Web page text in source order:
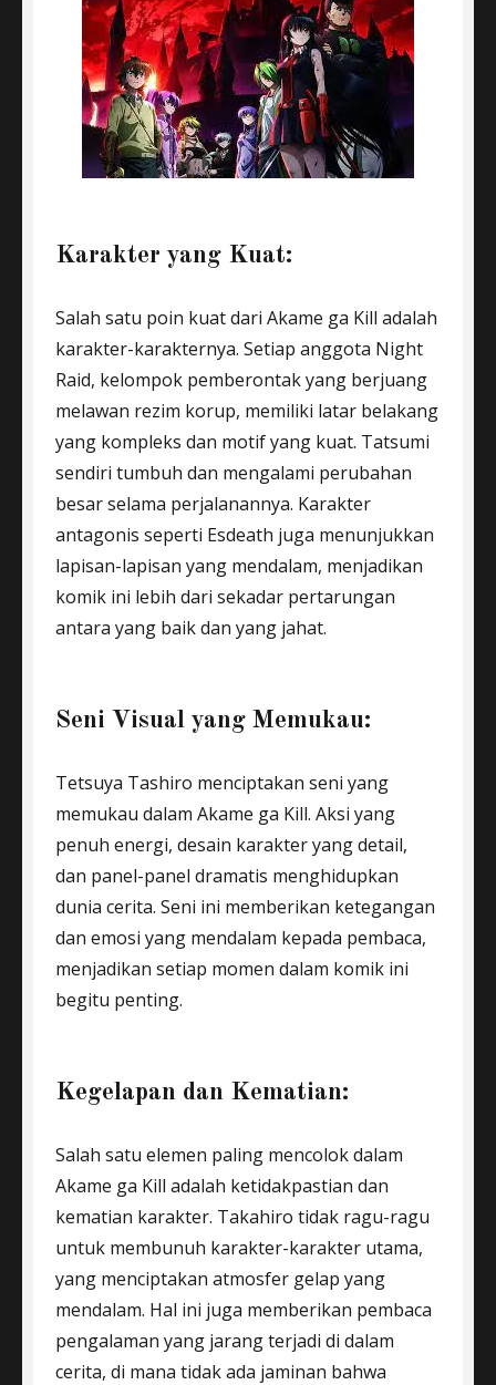
Karakter yang Kuat:
Salah satu poin kuat dari Akame ga Kill adalah
karakter-karakternya. Setiap anggota Night
Raid, kelompok pemberontak yang berjuang
melawan rezim korup, memiliki latar belakang
yang kompleks dan motif yang kuat. Tatsumi
sendiri tumbuh dan mengalami perubahan
besar selama perjalanannya. Karakter
antagonis seperti Esdeath juga menunjukkan
lapisan-lapisan yang mendalam, menjadikan
komik ini lebih dari sekadar pertarungan
antara yang baik dan yang jahat.
Seni Visual yang Memukau:
Tetsuya Tashiro menciptakan seni yang
memukau dalam Akame ga Kill. Aksi yang
penuh energi, desain karakter yang detail,
dan panel-panel dramatis menghidupkan
dunia cerita. Seni ini memberikan ketegangan
dan emosi yang mendalam kepada pembaca,
menjadikan setiap momen dalam komik ini
begitu penting.
Kegelapan dan Kematian:
Salah satu elemen paling mencolok dalam
Akame ga Kill adalah ketidakpastian dan
kematian karakter. Takahiro tidak ragu-ragu
untuk membunuh karakter-karakter utama,
yang menciptakan atmosfer gelap yang
mendalam. Hal ini juga memberikan pembaca
pengalaman yang jarang terjadi di dalam
cerita, di mana tidak ada jaminan bahwa